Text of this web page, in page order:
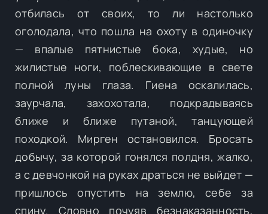
отбилась от своих, то ли настолько
оголодала, что пошла на охоту в одиночку
— впалые пятнистые бока, худые, но
жилистые ноги, поблескивающие в свете
полной луны глаза. Гиена оскалилась,
заурчала, захохотала, подкрадываясь
ближе и ближе путаной, танцующей
походкой. Мирген остановился. Бросать
добычу, за которой гонялся полдня, жалко,
а с девчонкой на руках драться не выйдет —
пришлось опустить на землю, себе за
спину. Словно почуяв безнаказанность,